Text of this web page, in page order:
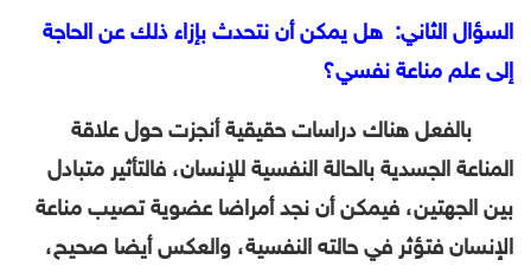
السؤال الثاني: هل يمكن أن نتحدث بإزاء ذلك عن الحاجة
إلى علم مناعة نفسي؟
بالفعل هناك دراسات حقيقية أنجزت حول علاقة
المناعة الجسدية بالحالة النفسية للإنسان، فالتأثير متبادل
بين الجهتين، فيمكن أن نجد أمراضا عضوية تصيب مناعة
الإنسان فتؤثر في حالته النفسية، والعكس أيضا صحيح،